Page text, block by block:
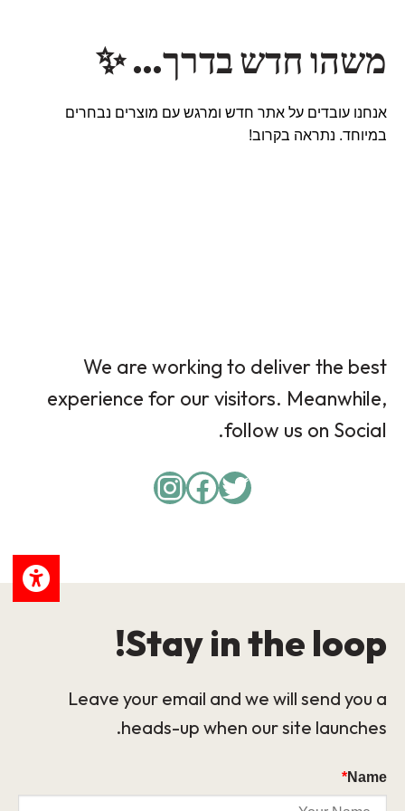
משהו חדש בדרך… ✨
אנחנו עובדים על אתר חדש ומרגש עם מוצרים נבחרים
במיוחד. נתראה בקרוב!
We are working to deliver the best
experience for our visitors. Meanwhile,
follow us on Social.
Twitter
Facebook
Instagram
Stay in the loop!
Leave your email and we will send you a
heads-up when our site launches.
Name
*